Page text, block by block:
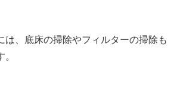
は、底床の掃除やフィルターの掃除も